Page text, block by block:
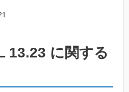
13.23 に関する